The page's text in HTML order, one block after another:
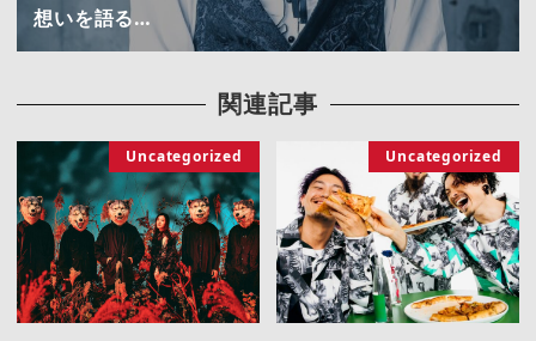
想いを語る…
関連記事
Uncategorized Uncategorized